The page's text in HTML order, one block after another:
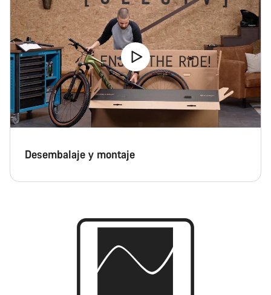
Desembalaje y montaje